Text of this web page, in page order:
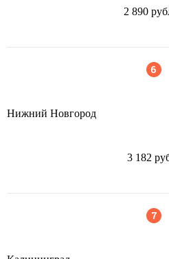
2 890
Нижний Новгород
3 182